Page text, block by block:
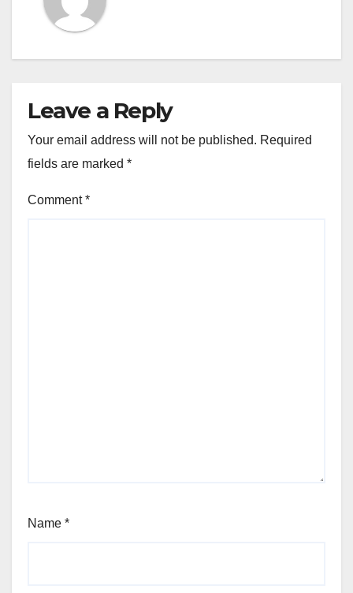
Leave a Reply
Your email address will not be published. Required
fields are marked *
Comment*
Name *